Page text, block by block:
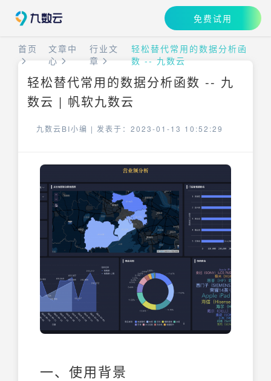
免费试用
首页
文章中
心
行业文
章
轻松替代常用的数据分析函
数 -- 九数云
轻松替代常用的数据分析函数 -- 九
数云 | 帆软九数云
九数云BI小编 | 发表于：2023-01-13 10:52:29
一、使用背景